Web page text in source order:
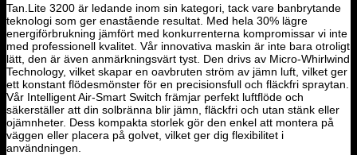
Tan.Lite 3200 är ledande inom sin kategori, tack vare banbrytande
teknologi som ger enastående resultat. Med hela 30% lägre
energiförbrukning jämfört med konkurrenterna kompromissar vi inte
med professionell kvalitet. Vår innovativa maskin är inte bara otroligt
lätt, den är även anmärkningsvärt tyst. Den drivs av Micro-Whirlwind
Technology, vilket skapar en oavbruten ström av jämn luft, vilket ger
ett konstant flödesmönster för en precisionsfull och fläckfri spraytan.
Vår Intelligent Air-Smart Switch främjar perfekt luftflöde och
säkerställer att din solbränna blir jämn, fläckfri och utan stänk eller
ojämnheter. Dess kompakta storlek gör den enkel att montera på
väggen eller placera på golvet, vilket ger dig flexibilitet i
användningen.